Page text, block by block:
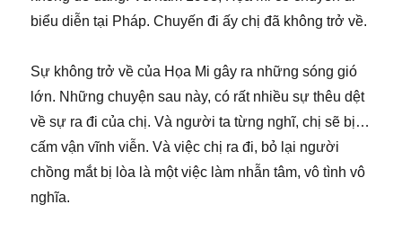
biểu diễn tại Pháp. Chuyến đi ấy chị đã không trở về.
Sự không trở về của Họa Mi gây ra những sóng gió
lớn. Những chuyện sau này, có rất nhiều sự thêu dệt
về sự ra đi của chị. Và người ta từng nghĩ, chị sẽ bị…
cấm vận vĩnh viễn. Và việc chị ra đi, bỏ lại người
chồng mắt bị lòa là một việc làm nhẫn tâm, vô tình vô
nghĩa.